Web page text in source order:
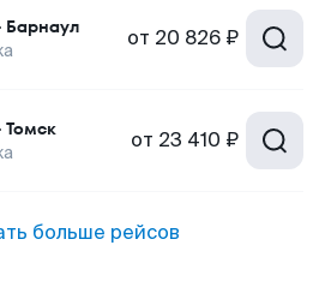
Барнаул от 20 826 ₽
Томск от 23 410 ₽
больше рейсов